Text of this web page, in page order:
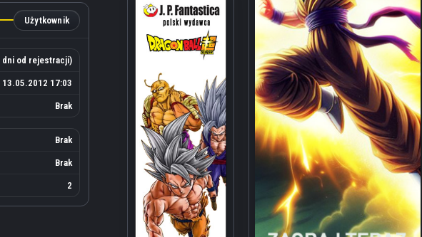
Użytkownik
dni od rejestracji)
13.05.2012 17:03
Brak
Brak
Brak
2